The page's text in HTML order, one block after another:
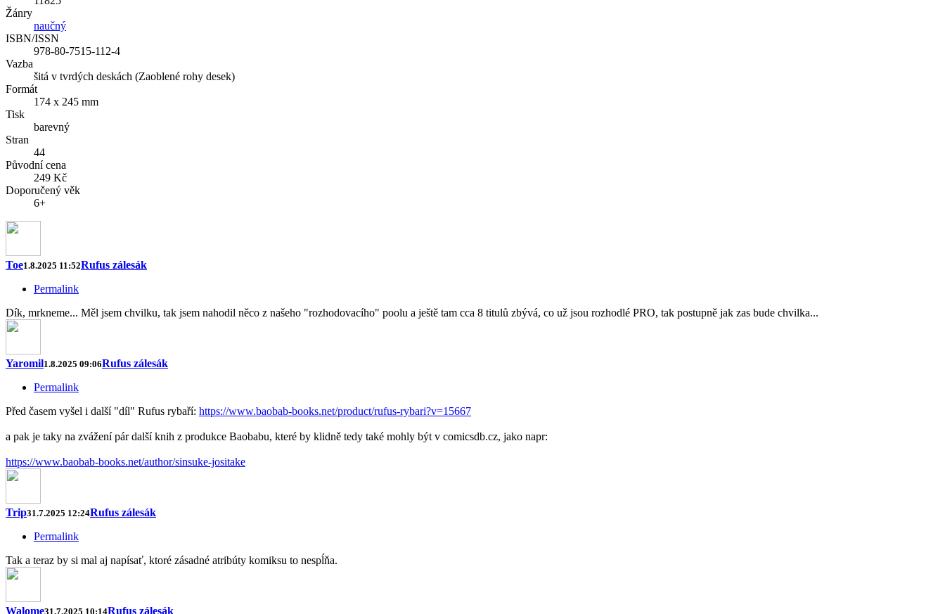
Žánry
naučný
ISBN/ISSN
978-80-7515-112-4
Vazba
šitá v tvrdých deskách (Zaoblené rohy desek)
Formát
174 x 245 mm
Tisk
barevný
Stran
44
Původní cena
249 Kč
Doporučený věk
6+
Toe1.8.2025 11:52Rufus zálesák
Permalink
Dík, mrkneme... Měl jsem chvilku, tak jsem nahodil něco z našeho "rozhodovacího" poolu a ještě tam cca 8 titulů zbývá, co už jsou rozhodlé PRO, tak postupně jak zas bude chvilka...
Yaromil1.8.2025 09:06Rufus zálesák
Permalink
Před časem vyšel i další "díl" Rufus rybaří: https://www.baobab-books.net/product/rufus-rybari?v=15667
a pak je taky na zvážení pár další knih z produkce Baobabu, které by klidně tedy také mohly být v comicsdb.cz, jako napr:
https://www.baobab-books.net/author/sinsuke-jositake
Trip31.7.2025 12:24Rufus zálesák
Permalink
Tak a teraz by si mal aj napísať, ktoré zásadné atribúty komiksu to nespĺňa.
Walome31.7.2025 10:14Rufus zálesák